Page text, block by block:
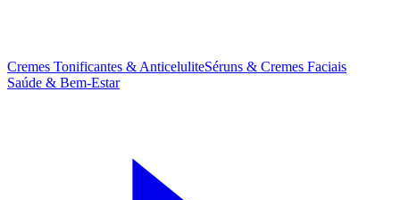
Cremes Tonificantes & AnticeluliteSéruns & Cremes Faciais
Saúde & Bem-Estar